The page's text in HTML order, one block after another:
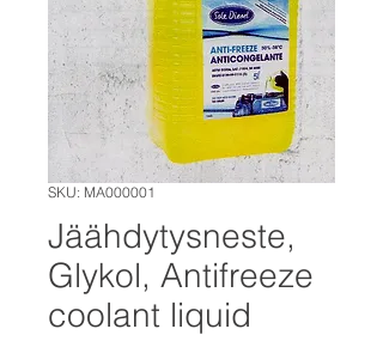
SKU: MA000001
Jäähdytysneste,
Glykol, Antifreeze
coolant liquid